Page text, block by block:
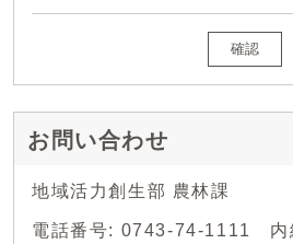
確認
お問い合わせ
地域活力創生部 農林課
電話番号: 0743-74-1111 内